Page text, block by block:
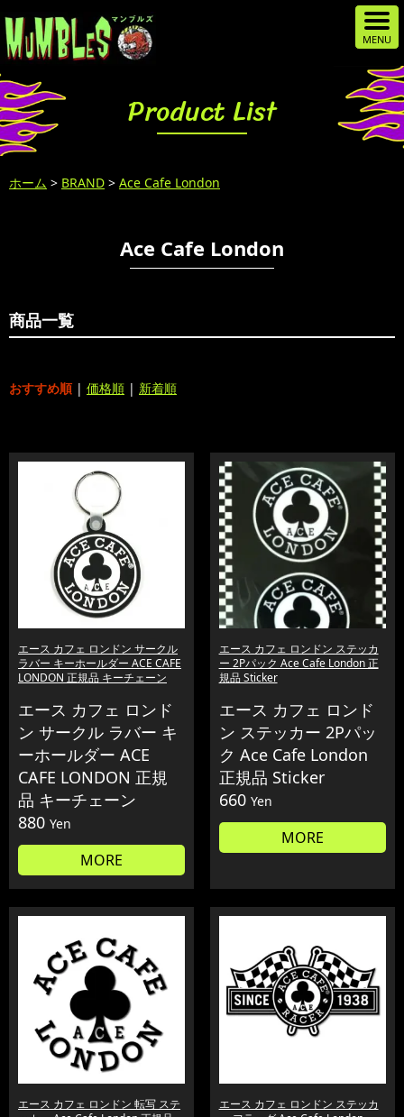
Product List
ホーム > BRAND > Ace Cafe London
Ace Cafe London
商品一覧
おすすめ順 | 価格順 | 新着順
エース カフェ ロンドン サークル
ラバー キーホールダー ACE CAFE
LONDON 正規品 キーチェーン
エース カフェ ロンド
ン サークル ラバー キ
ーホールダー ACE
CAFE LONDON 正規
品 キーチェーン
880 Yen
MORE
エース カフェ ロンドン ステッカ
ー 2Pパック Ace Cafe London 正
規品 Sticker
エース カフェ ロンド
ン ステッカー 2Pパッ
ク Ace Cafe London
正規品 Sticker
660 Yen
MORE
エース カフェ ロンドン 転写 ステ
エース カフェ ロンドン ステッカ